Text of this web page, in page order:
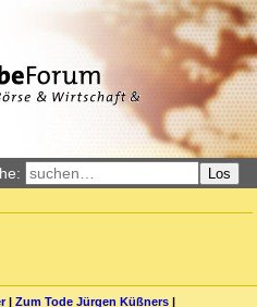
Los
| Zum Tode Jürgen Küßners |